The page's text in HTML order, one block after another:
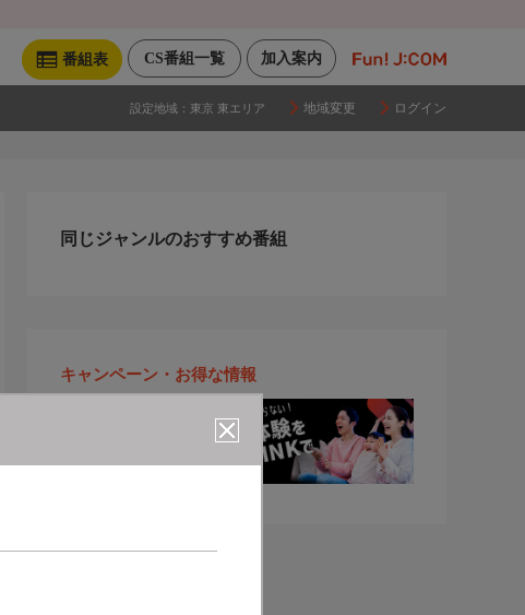
加入案内
CS番組一覧
番組表
設定地域： 東京 東エリア 地域変更 ログイン
同じジャンルのおすすめ番組
キャンペーン・お得な情報